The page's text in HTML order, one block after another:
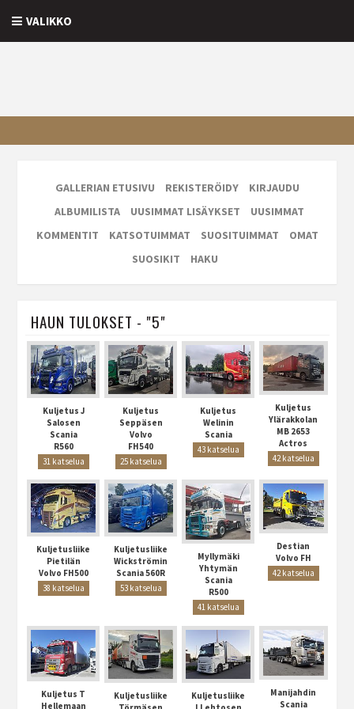
VALIKKO
GALLERIAN ETUSIVU REKISTERÖIDY
KIRJAUDU
ALBUMILISTA
UUSIMMAT LISÄYKSET
UUSIMMAT
KOMMENTIT
KATSOTUIMMAT SUOSITUIMMAT
OMAT
SUOSIKIT
HAKU
HAUN TULOKSET - "5"
Kuljetus J
Salosen
Scania
R560
31 katselua
Kuljetus
Seppäsen
Volvo
FH540
25 katselua
Kuljetus
Welinin
Scania
43 katselua
Kuljetus
Ylärakkolan
MB 2653
Actros
42 katselua
Kuljetusliike
Pietilän
Volvo FH500
38 katselua
Kuljetusliike
Wickströmin
Scania 560R
53 katselua
Myllymäki
Yhtymän
Scania
R500
41 katselua
Destian
Volvo FH
42 katselua
Kuljetus T
Hellemaan
Kuljetusliike
Kuljetusliike
Manijahdin
Scania